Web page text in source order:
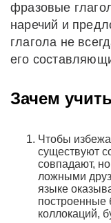
фразовые
наречий и
глагола не
его
Зачем
Чтобы
существуют
совпадают,
ложными
языке
построенные
коллокаций,